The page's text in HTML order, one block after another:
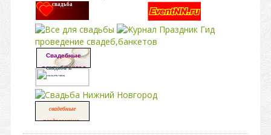
свадьба
проведение свадеб,банкетов
Свадебные
платья портал
свадьба в
москве
свадебные
поздравления,
свадьба